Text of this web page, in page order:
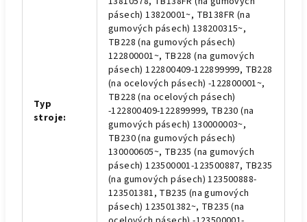
Typ
stroje:
pásech) 13820001~, TB138FR (na
gumových pásech) 138200315~,
TB228 (na gumových pásech)
122800001~, TB228 (na gumových
pásech) 122800409-122899999, TB228
(na ocelových pásech) -122800001~,
TB228 (na ocelových pásech)
-122800409-122899999, TB230 (na
gumových pásech) 130000003~,
TB230 (na gumových pásech)
130000605~, TB235 (na gumových
pásech) 123500001-123500887, TB235
(na gumových pásech) 123500888-
123501381, TB235 (na gumových
pásech) 123501382~, TB235 (na